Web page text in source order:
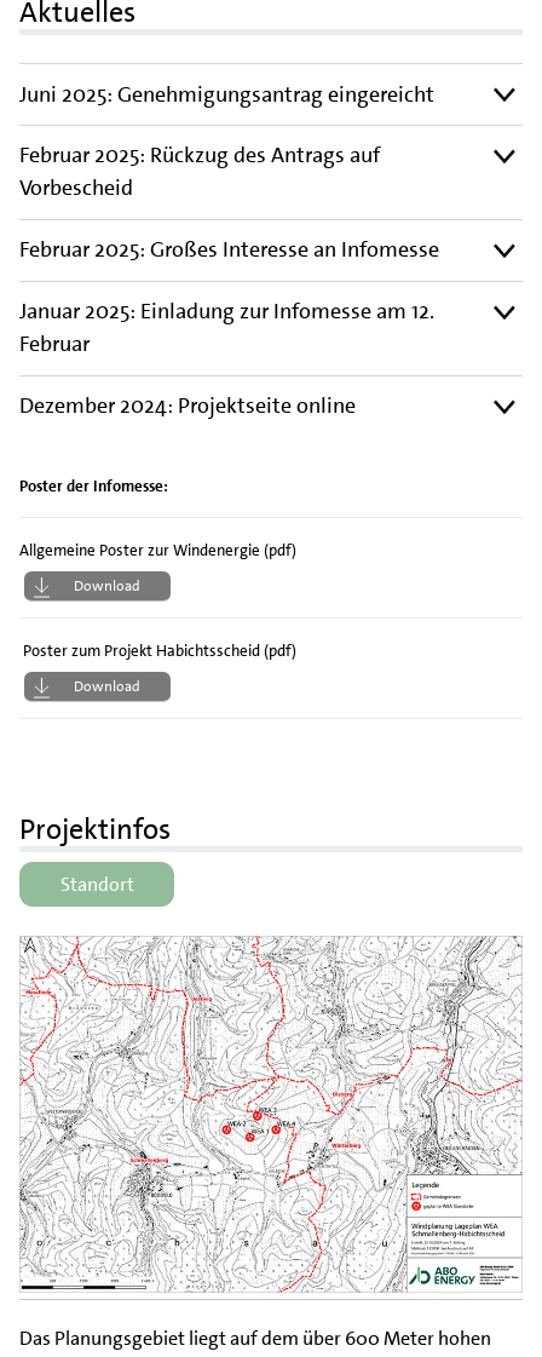
Aktuelles
Juni 2025: Genehmigungsantrag eingereicht
Februar 2025: Rückzug des Antrags auf
Vorbescheid
Februar 2025: Großes Interesse an Infomesse
Januar 2025: Einladung zur Infomesse am 12.
Februar
Dezember 2024: Projektseite online
Poster der Infomesse:
Allgemeine Poster zur Windenergie (pdf)
Download
Poster zum Projekt Habichtsscheid (pdf)
Download
Projektinfos
Standort
Das Planungsgebiet liegt auf dem über 600 Meter hohen